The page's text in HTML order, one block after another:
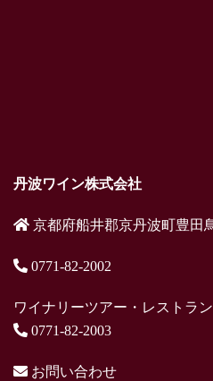
丹波ワイン株式会社
京都府船井郡京丹波町豊田
0771-82-2002
ワイナリーツアー・レストラ
0771-82-2003
お問い合わせ